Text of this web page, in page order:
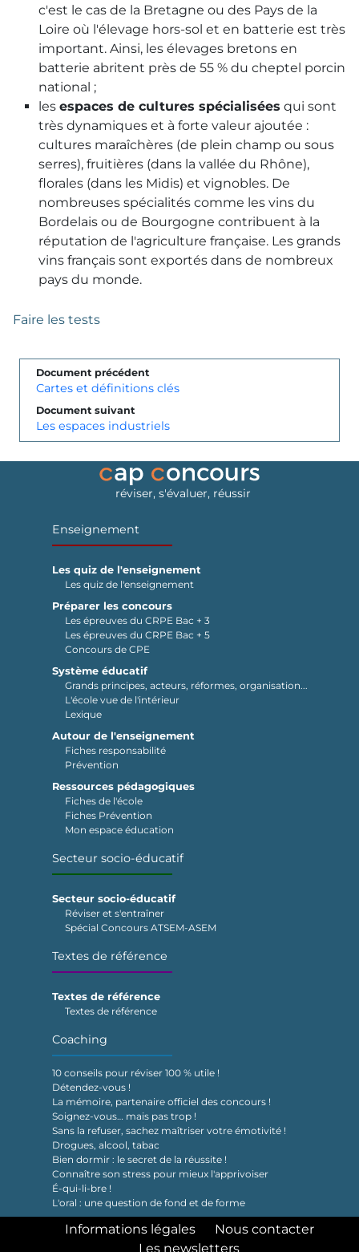
c'est le cas de la Bretagne ou des Pays de la
Loire où l'élevage hors-sol et en batterie est très
important. Ainsi, les élevages bretons en
batterie abritent près de 55 % du cheptel porcin
national ;
les espaces de cultures spécialisées qui sont
très dynamiques et à forte valeur ajoutée :
cultures maraîchères (de plein champ ou sous
serres), fruitières (dans la vallée du Rhône),
florales (dans les Midis) et vignobles. De
nombreuses spécialités comme les vins du
Bordelais ou de Bourgogne contribuent à la
réputation de l'agriculture française. Les grands
vins français sont exportés dans de nombreux
pays du monde.
Faire les tests
Document précédent
Cartes et définitions clés
Document suivant
Les espaces industriels
réviser, s'évaluer, réussir
Enseignement
Les quiz de l'enseignement
Les quiz de l'enseignement
Préparer les concours
Les épreuves du CRPE Bac + 3
Les épreuves du CRPE Bac + 5
Concours de CPE
Système éducatif
Grands principes, acteurs, réformes, organisation...
L'école vue de l'intérieur
Lexique
Autour de l'enseignement
Fiches responsabilité
Prévention
Ressources pédagogiques
Fiches de l'école
Fiches Prévention
Mon espace éducation
Secteur socio-éducatif
Secteur socio-éducatif
Réviser et s'entraîner
Spécial Concours ATSEM-ASEM
Textes de référence
Textes de référence
Textes de référence
Coaching
10 conseils pour réviser 100 % utile !
Détendez-vous !
La mémoire, partenaire officiel des concours !
Soignez-vous… mais pas trop !
Sans la refuser, sachez maîtriser votre émotivité !
Drogues, alcool, tabac
Bien dormir : le secret de la réussite !
Connaître son stress pour mieux l'apprivoiser
É-qui-li-bre !
L'oral : une question de fond et de forme
Informations légales
Nous contacter
Les newsletters